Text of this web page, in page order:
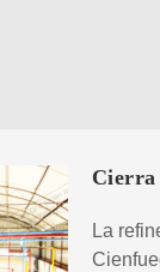
Cierra
La